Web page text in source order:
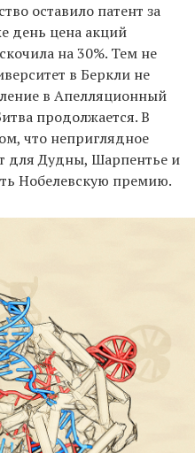
оставило патент за
день цена акций
на 30%. Тем не
в Беркли не
в Апелляционный
продолжается. В
что неприглядное
для Дудны, Шарпентье и
Нобелевскую премию.